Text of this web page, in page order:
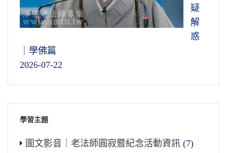
疑
解
惑
｜學佛篇
2026-07-22
學習主題
圖文影音｜老法師圓寂暨紀念活動資訊 (7)